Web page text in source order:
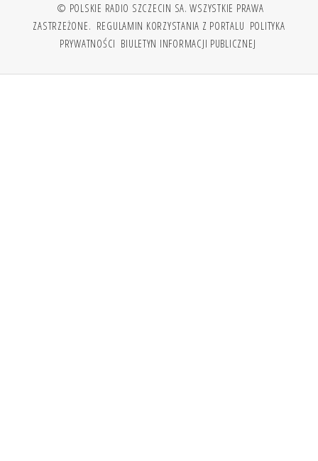
© POLSKIE RADIO SZCZECIN SA. WSZYSTKIE PRAWA
ZASTRZEŻONE. REGULAMIN KORZYSTANIA Z PORTALU POLITYKA
PRYWATNOŚCI BIULETYN INFORMACJI PUBLICZNEJ